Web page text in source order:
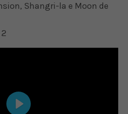
Shangri-la e Moon de